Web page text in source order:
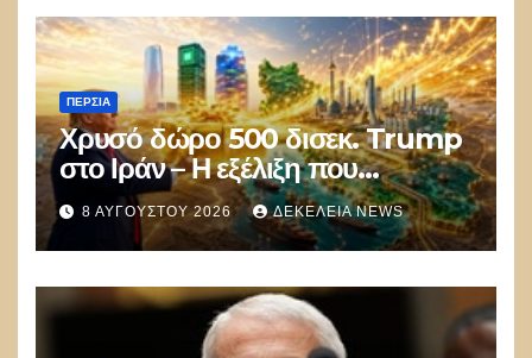
ΠΕΡΣΊΑ
Χρυσό δώρο 500 δισεκ. Trump
στο Ιράν – Η εξέλιξη που
αποδίδει κέρδη μεγαλύτερα από
τις Apple, Nvidia και Google
8 ΑΥΓΟΎΣΤΟΥ 2026 ΔΕΚΈΛΕΙΑ NEWS